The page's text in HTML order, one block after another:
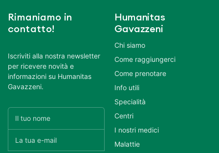
Rimaniamo in
contatto!
Iscriviti alla nostra newsletter
per ricevere novità e
informazioni su Humanitas
Gavazzeni.
Humanitas
Gavazzeni
Chi siamo
Come raggiungerci
Come prenotare
Info utili
Specialità
Centri
I nostri medici
Malattie